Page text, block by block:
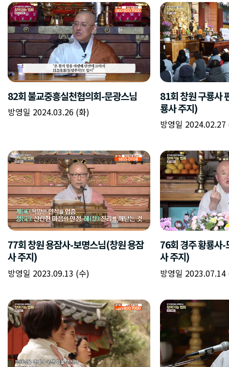
82회 불교중흥실천협의회-문광스님
방영일 2024.03.26 (화)
81회 창원 구룡사
룡사 주지)
방영일 2024.02.27
77회 창원 용잠사-보명스님(창원 용잠
사 주지)
방영일 2023.09.13 (수)
76회 경주 황룡사
사 주지)
방영일 2023.07.14